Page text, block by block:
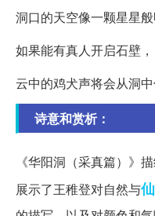
洞口的天空像一颗星星般
如果能有真人开启石壁，
云中的鸡犬声将会从洞中
诗意和赏析：
《华阳洞（采真篇）》
展示了王稚登对自然与